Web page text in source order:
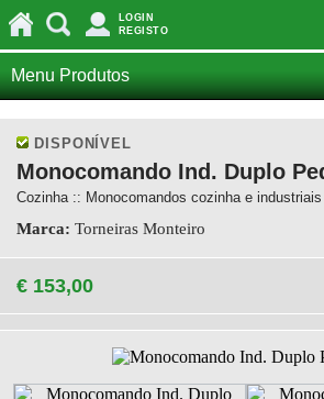
LOGIN
REGISTO
Menu Produtos
DISPONÍVEL
Monocomando Ind. Duplo
Cozinha :: Monocomandos cozinha e industriais
Marca: Torneiras Monteiro
€ 153,00